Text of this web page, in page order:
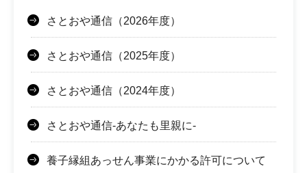
さとおや通信（2026年度）
さとおや通信（2025年度）
さとおや通信（2024年度）
さとおや通信-あなたも里親に-
養子縁組あっせん事業にかかる許可について